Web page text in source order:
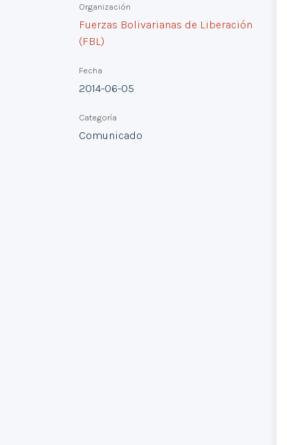
Organización
Fuerzas Bolivarianas de Liberación
(FBL)
Fecha
2014-06-05
Categoría
Comunicado